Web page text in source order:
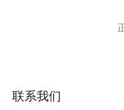
==开发者说==
联系我们